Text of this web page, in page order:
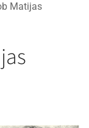
Matijas